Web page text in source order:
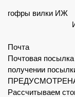
гофры вилки ИЖ
Почта
Почтовая
получении
Рассчитываем